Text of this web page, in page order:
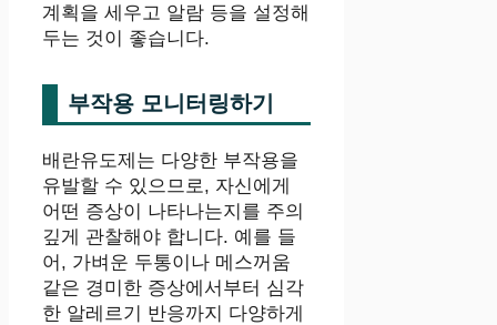
계획을 세우고 알람 등을 설정해
두는 것이 좋습니다.
부작용 모니터링하기
배란유도제는 다양한 부작용을
유발할 수 있으므로, 자신에게
어떤 증상이 나타나는지를 주의
깊게 관찰해야 합니다. 예를 들
어, 가벼운 두통이나 메스꺼움
같은 경미한 증상에서부터 심각
한 알레르기 반응까지 다양하게